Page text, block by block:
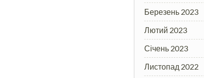
Березень 2023
Лютий 2023
Січень 2023
Листопад 2022